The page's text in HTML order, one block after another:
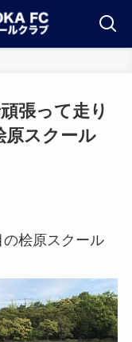
張って走り
原スクール
桧原スクール